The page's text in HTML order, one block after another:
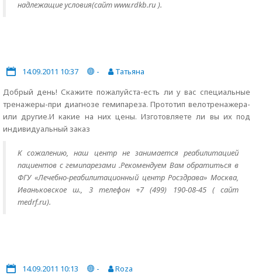
надлежащие условия(сайт www.rdkb.ru ).
14.09.2011 10:37 -
Татьяна
Добрый день! Скажите пожалуйста-есть ли у вас специальные
тренажеры-при диагнозе гемипареза. Прототип велотренажера-
или другие.И какие на них цены. Изготовляете ли вы их под
индивидуальный заказ
К сожалению, наш центр не занимается реабилитацией
пациентов с гемипарезами .Рекомендуем Вам обратиться в
ФГУ «Лечебно-реабилитационный центр Росздрава» Москва,
Иваньковское ш., 3 телефон +7 (499) 190-08-45 ( сайт
medrf.ru).
14.09.2011 10:13 - Roza